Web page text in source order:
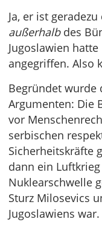
Ja, er ist
außerhalbdes
Jugoslawien hatte
angegriffen. Also
Begründet
Argumenten: Die
vor
serbischen
Sicherheitskräfte
dann ein
Nuklearschwelle
Sturz Milosevics
Jugoslawiens war.